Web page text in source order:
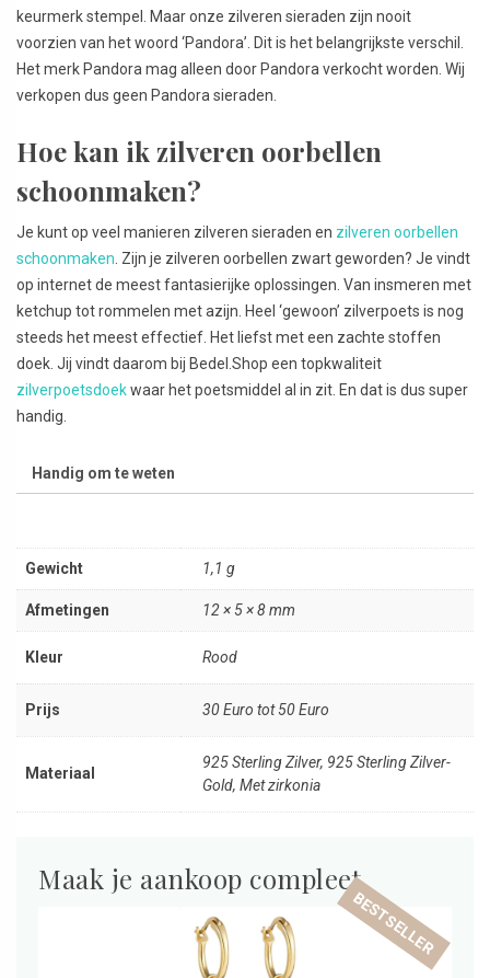
keurmerk stempel. Maar onze zilveren sieraden zijn nooit
voorzien van het woord ‘Pandora’. Dit is het belangrijkste verschil.
Het merk Pandora mag alleen door Pandora verkocht worden. Wij
verkopen dus geen Pandora sieraden.
Hoe kan ik zilveren oorbellen
schoonmaken?
Je kunt op veel manieren zilveren sieraden en zilveren oorbellen
schoonmaken . Zijn je zilveren oorbellen zwart geworden? Je vindt
op internet de meest fantasierijke oplossingen. Van insmeren met
ketchup tot rommelen met azijn. Heel ‘gewoon’ zilverpoets is nog
steeds het meest effectief. Het liefst met een zachte stoffen
doek. Jij vindt daarom bij Bedel.Shop een topkwaliteit
zilverpoetsdoekwaar het poetsmiddel al in zit. En dat is dus super
handig.
Handig om te weten
Gewicht 1,1 g
Afmetingen 12 × 5 × 8 mm
Kleur Rood
Prijs 30 Euro tot 50 Euro
Materiaal
925 Sterling Zilver, 925 Sterling Zilver-
Gold, Met zirkonia
Maak je aankoop compleet
BESTSELLER